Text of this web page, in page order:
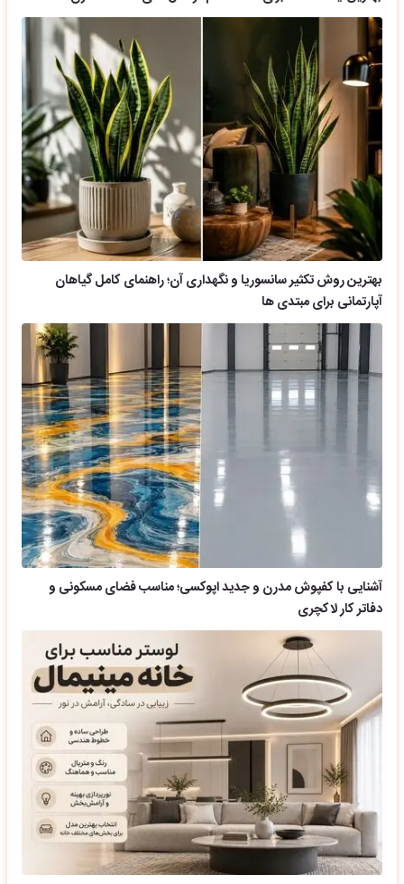
بهترین روش تکثیر سانسوریا و نگهداری آن؛ راهنمای کامل گیاهان
آپارتمانی برای مبتدی ها
آشنایی با کفپوش مدرن و جدید اپوکسی؛ مناسب فضای مسکونی و
دفاتر کار لاکچری